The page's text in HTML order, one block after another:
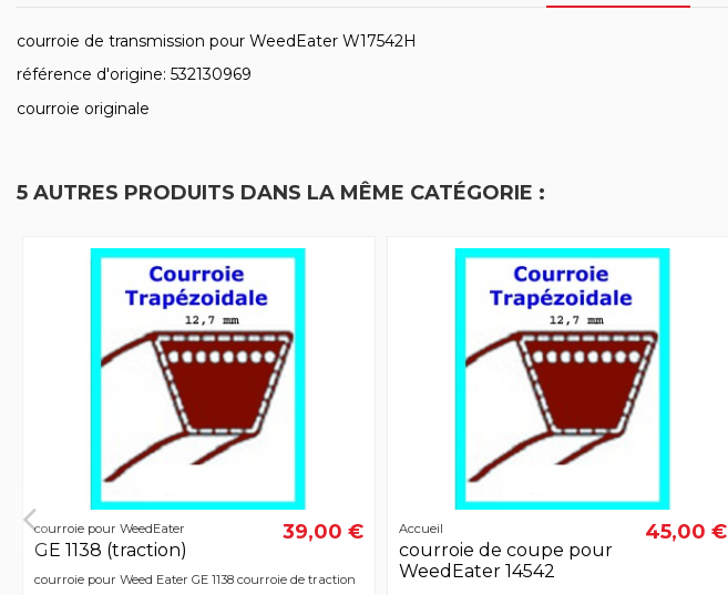
courroie de transmission pour WeedEater W17542H
référence d'origine: 532130969
courroie originale
5 AUTRES PRODUITS DANS LA MÊME CATÉGORIE :
courroie pour WeedEater
GE 1138 (traction)
39,00 €
courroie pour Weed Eater GE 1138 courroie de traction
Accueil
courroie de coupe pour
WeedEater 14542
45,00 €